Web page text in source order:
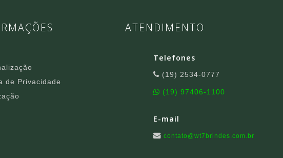
de Privacidade
ATENDIMENTO
Telefones
(19) 2534-0777
(19) 97406-1100
E-mail
contato@wt7brindes.com.br